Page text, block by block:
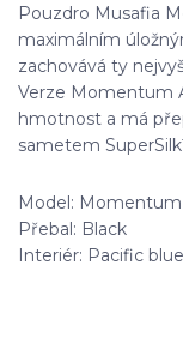
Pouzdro Musafia
maximálním
zachovává ty
Verze Momentum
hmotnost a má
sametem
Model: Momentum
Přebal: Black
Interiér: Pacific blue